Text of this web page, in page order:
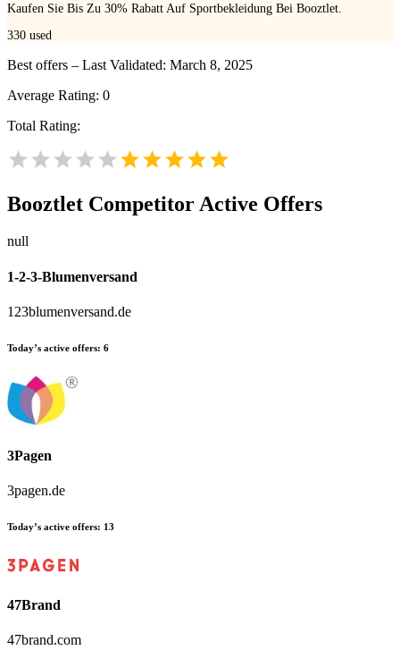
Kaufen Sie Bis Zu 30% Rabatt Auf Sportbekleidung Bei Booztlet.
330 used
Best offers – Last Validated: March 8, 2025
Average Rating: 0
Total Rating:
Booztlet Competitor Active Offers
null
1-2-3-Blumenversand
123blumenversand.de
Today’s active offers: 6
3Pagen
3pagen.de
Today’s active offers: 13
47Brand
47brand.com